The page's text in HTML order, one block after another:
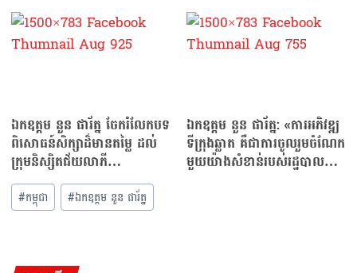
ឯកឧត្តម នួន ផារ័ត្ន ចែករំលែកបទ
ពិសោធន៍សិក្សាដ៏មានតម្លៃ ដល់
ក្រុមនិស្សិតជ័យលាភី
អាហារូបករណ៍ទៅប្រទេស
នូវែលសេឡង់
ឯកឧត្តម នួន ផារ័ត្ន: «ការអភិវឌ្ឍ
ទីក្រុងឆ្លាត គឺជាការចូលរួមចំណែក
មួយយ៉ាងសំខាន់របស់រដ្ឋបាលថ្នាក់
#កម្ពុជា #ឯកឧត្តម នួន ផារ័ត្ន